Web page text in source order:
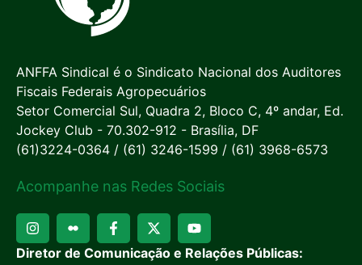
ANFFA Sindical é o Sindicato Nacional dos Auditores
Fiscais Federais Agropecuários
Setor Comercial Sul, Quadra 2, Bloco C, 4º andar, Ed.
Jockey Club - 70.302-912 - Brasília, DF
(61)3224-0364 / (61) 3246-1599 / (61) 3968-6573
Acompanhe nas Redes Sociais
Diretor de Comunicação e Relações Públicas: